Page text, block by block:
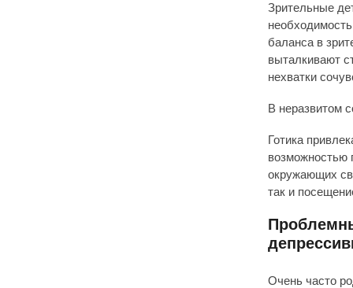
Зрительные
баланса в
выталкивают
нехватки
В неразвитом
Готика
возможностью
окружающих
так и
Очень часто